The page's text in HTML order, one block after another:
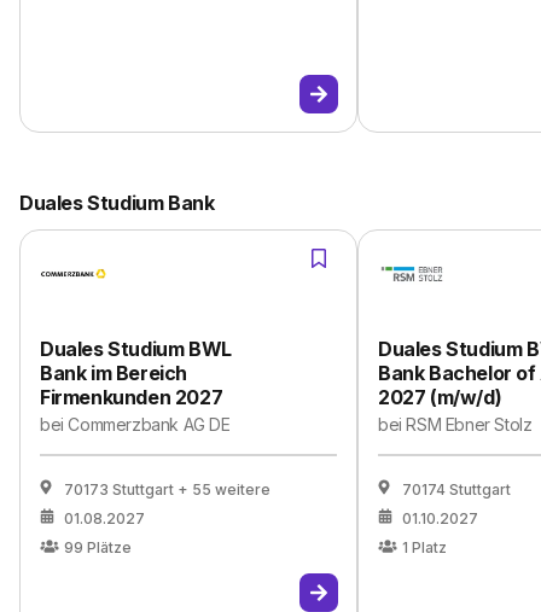
Duales Studium Bank
Duales Studium BWL
Bank im Bereich
Firmenkunden 2027
beiCommerzbank AG DE
70173 Stuttgart + 55 weitere
01.08.2027
99 Plätze
Duales Studium
Bank Bachelor
2027 (m/w/d)
beiRSM Ebner Stolz
70174 Stuttgart
01.10.2027
1 Platz